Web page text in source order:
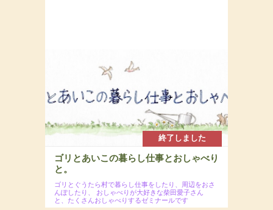
終了しました
ゴリとあいこの暮らし仕事とおしゃべり
と。
ゴリとぐうたら村で暮らし仕事をしたり、周辺をおさ
んぽしたり、
おしゃべりが大好きな柴田愛子さん
と、たくさんおしゃべりするゼミナールです